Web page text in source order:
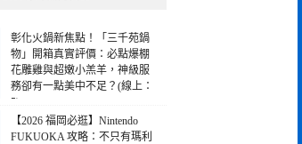
彰化火鍋新焦點！「三千苑鍋
物」開箱真實評價：必點爆棚
花雕雞與超嫩小羔羊，神級服
務卻有一點美中不足？(線上：
5)
【2026 福岡必逛】Nintendo
FUKUOKA 攻略：不只有瑪利